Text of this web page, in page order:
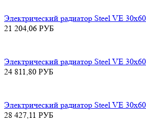
Электрический радиатор Steel VE
21 204,06 РУБ
Электрический радиатор Steel VE
24 811,80 РУБ
Электрический радиатор Steel VE
28 427,11 РУБ